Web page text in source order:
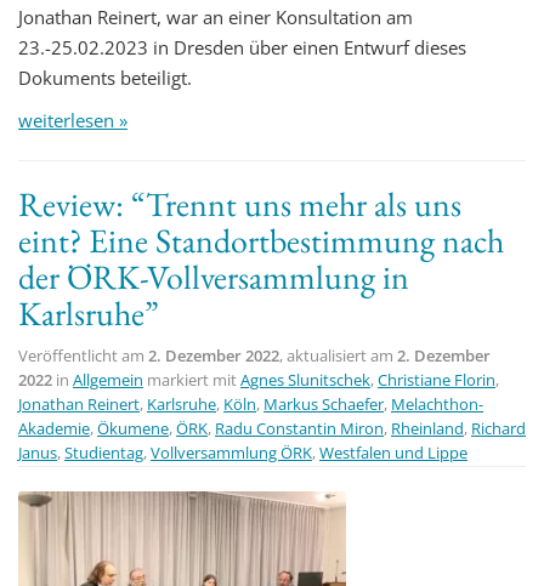
Jonathan Reinert, war an einer Konsultation am
23.-25.02.2023 in Dresden über einen Entwurf dieses
Dokuments beteiligt.
weiterlesen »
Review: “Trennt uns mehr als uns
eint? Eine Standortbestimmung nach
der ÖRK-Vollversammlung in
Karlsruhe”
Veröffentlicht am 2. Dezember 2022, aktualisiert am 2. Dezember
2022 in Allgemein markiert mitAgnes Slunitschek,Christiane Florin,
Jonathan Reinert, Karlsruhe, Köln, Markus Schaefer, Melachthon-
Akademie,Ökumene,ÖRK, Radu Constantin Miron, Rheinland, Richard
Janus,Studientag,Vollversammlung ÖRK,Westfalen und Lippe